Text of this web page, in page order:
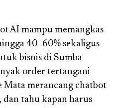
AI mampu memangkas
40–60% sekaligus
bisnis di Sumba
order tertangani
Mata merancang chatbot
dan tahu kapan harus